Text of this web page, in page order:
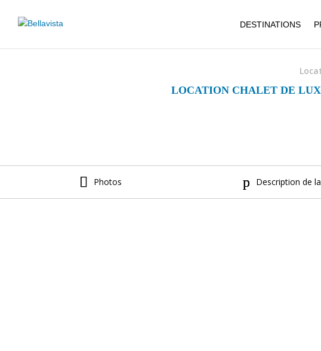
DESTINATIONS
LOCATION CHALET DE
Photos Description de